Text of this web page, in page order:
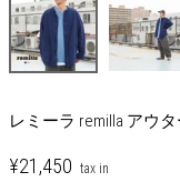
レミーラ remilla アウ
¥21,450